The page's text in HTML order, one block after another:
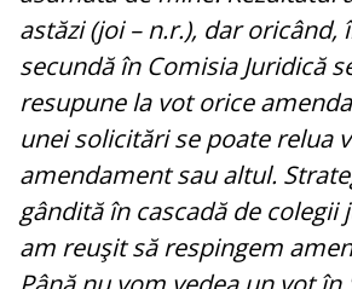
astăzi (joi – n.r.), dar oricând,
secundă în Comisia Juridică
resupune la vot orice
unei solicitări se poate relua
amendament sau altul.
gândită în cascadă de colegii
am reuşit să respingem